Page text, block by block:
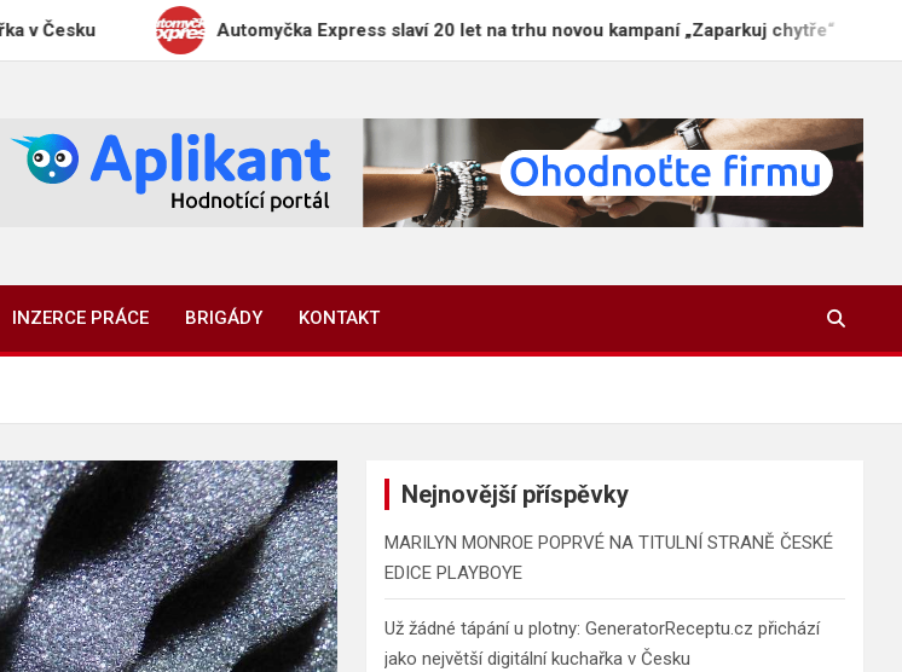
Automyčka Express slaví 20 let na trhu novou kampaní „Zaparkuj chytře“
INZERCE PRÁCE BRIGÁDY KONTAKT
Nejnovější příspěvky
MARILYN MONROE POPRVÉ NA TITULNÍ STRANĚ ČESKÉ
EDICE PLAYBOYE
Už žádné tápání u plotny: GeneratorReceptu.cz přichází
jako největší digitální kuchařka v Česku